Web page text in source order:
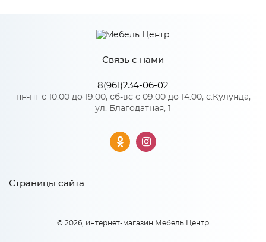
Производитель Сурская мебель
Количество упаковок: 1
Связь с нами
8(961)234-06-02
пн-пт с 10.00 до 19.00, сб-вс с 09.00 до 14.00, с.Кулунда,
ул. Благодатная, 1
Страницы сайта
© 2026, интернет-магазин Мебель Центр